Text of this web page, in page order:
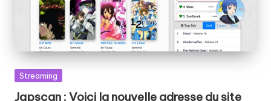
Posted
Streaming
Japscan : Voici la nouvelle adresse du site